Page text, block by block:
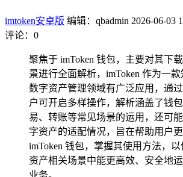
imtoken安卓版 编辑：qbadmin 2026-06-03
评论：0
聚焦于 imToken 钱包，主要对其下
景进行全面解析，imToken 作为一
数字资产管理领域有广泛应用，通过
户可开启多样操作，解析涵盖了钱
易、转账等常见场景的运用，还可
字资产的适配情况，旨在帮助用户
imToken 钱包，掌握其使用方法，
资产相关场景中能更高效、安全地
业务。